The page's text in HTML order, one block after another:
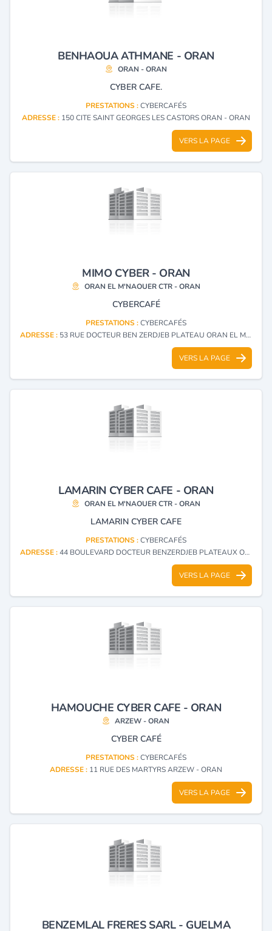
BENHAOUA ATHMANE - ORAN
ORAN - ORAN
CYBER CAFE.
PRESTATIONS :CYBERCAFÉS
ADRESSE : 150 CITE SAINT GEORGES LES CASTORS ORAN - ORAN
VERS LA PAGE
MIMO CYBER - ORAN
ORAN EL M'NAOUER CTR - ORAN
CYBERCAFÉ
PRESTATIONS :CYBERCAFÉS
ADRESSE : 53 RUE DOCTEUR BEN ZERDJEB PLATEAU ORAN EL M'NAOUER CTR - ORAN
VERS LA PAGE
LAMARIN CYBER CAFE - ORAN
ORAN EL M'NAOUER CTR - ORAN
LAMARIN CYBER CAFE
PRESTATIONS :CYBERCAFÉS
ADRESSE :44 BOULEVARD DOCTEUR BENZERDJEB PLATEAUX ORAN EL M'NAOUER CTR - ORAN
VERS LA PAGE
HAMOUCHE CYBER CAFE - ORAN
ARZEW - ORAN
CYBER CAFÉ
PRESTATIONS :CYBERCAFÉS
ADRESSE : 11 RUE DES MARTYRS ARZEW - ORAN
VERS LA PAGE
BENZEMLAL FRERES SARL - GUELMA